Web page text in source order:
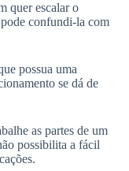
quer escalar o
confundi-la com
possua uma
se dá de
as partes de um
possibilita a fácil